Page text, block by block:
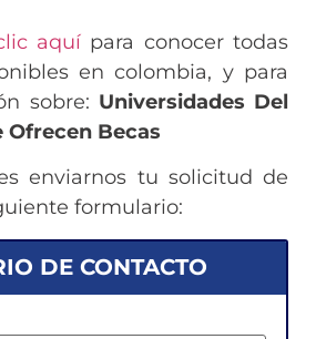
aquí para conocer todas
en colombia, y para
sobre: Universidades Del
Ofrecen Becas
enviarnos tu solicitud de
formulario:
DE CONTACTO